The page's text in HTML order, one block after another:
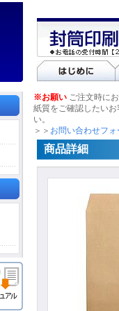
※お願い ご注文時に
紙質をご確認したい
い。
＞＞ お問い合わせフォ
商品詳細